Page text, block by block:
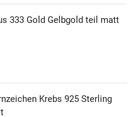
333 Gold Gelbgold teil matt
Krebs 925 Sterling